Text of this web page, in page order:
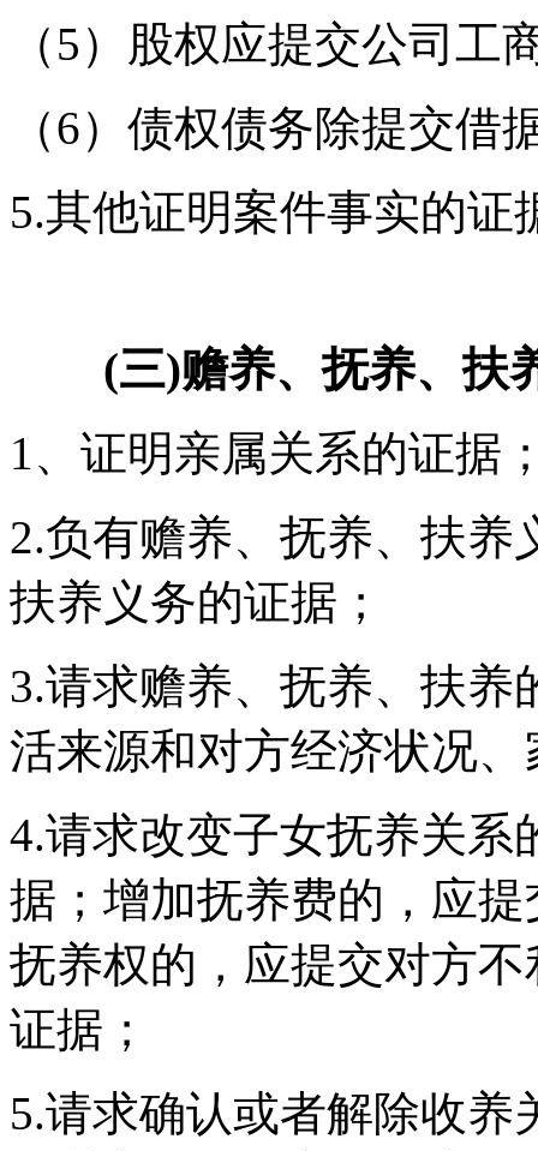
（5）股权应提交公司工
（6）债权债务除提交
5.其他证明案件事实的证
(三)赡养、抚养、扶
1、证明亲属关系的证据
2.负有赡养、抚养、扶
扶养义务的证据；
3.请求赡养、抚养、扶
活来源和对方经济状况
4.请求改变子女抚养关系
据；增加抚养费的，应
抚养权的，应提交对方
证据；
5.请求确认或者解除收